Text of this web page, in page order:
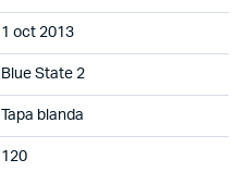
1 oct 2013
Blue State 2
Tapa blanda
120